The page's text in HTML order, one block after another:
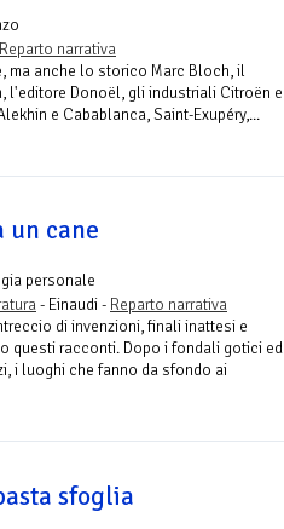
Reparto narrativa
ma anche lo storico Marc Bloch, il
l'editore Donoël, gli industriali Citroën e
e Cabablanca, Saint-Exupéry,...
un cane
personale
- Einaudi - Reparto narrativa
di invenzioni, finali inattesi e
questi racconti. Dopo i fondali gotici ed
i luoghi che fanno da sfondo ai
sfoglia